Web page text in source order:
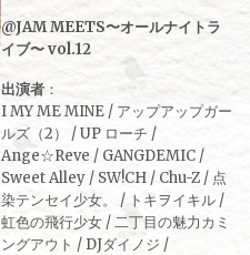
@JAM MEETS〜オールナイトラ
イブ〜 vol.12
出演者 ：
I MY ME MINE / アップアップガー
ルズ（2） / UP ローチ /
Ange☆Reve / GANGDEMIC /
Sweet Alley / SW!CH / Chu-Z / 点
染テンセイ少女。 / トキヲイキル /
虹色の飛行少女 / 二丁目の魅力カミ
ングアウト / DJダイノジ /